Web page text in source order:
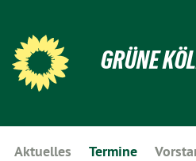
GRÜNE
Aktuelles Termine